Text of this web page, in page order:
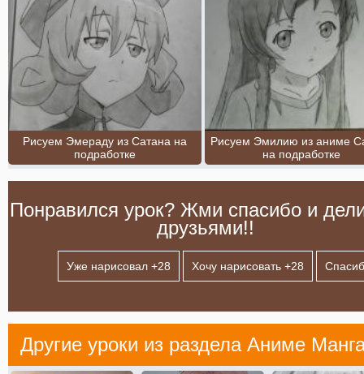
Рисуем Эмераду из Сатана на
подработке
Рисуем Эмилию из аниме
на подработке
Понравился урок? Жми спасибо и
друзьями!!
Уже нарисовал +28 Хочу нарисовать +28
Другие уроки из раздела Аниме